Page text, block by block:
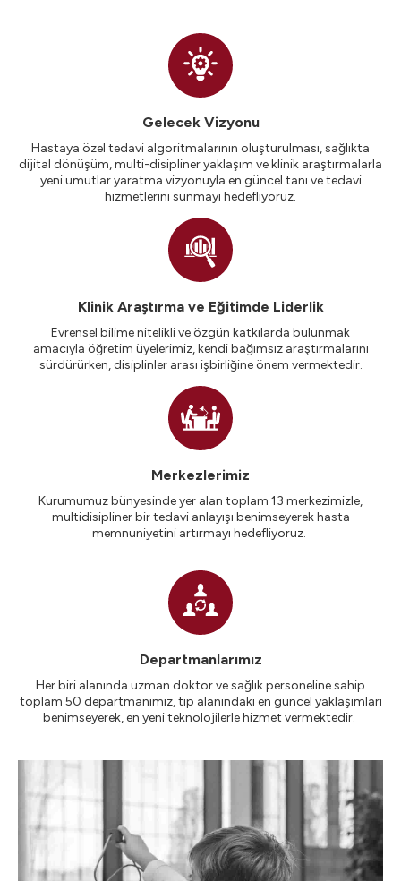
Gelecek Vizyonu
Hastaya özel tedavi algoritmalarının oluşturulması, sağlıkta
dijital dönüşüm, multi-disipliner yaklaşım ve klinik araştırmalarla
yeni umutlar yaratma vizyonuyla en güncel tanı ve tedavi
hizmetlerini sunmayı hedefliyoruz.
Klinik Araştırma ve Eğitimde Liderlik
Evrensel bilime nitelikli ve özgün katkılarda bulunmak
amacıyla öğretim üyelerimiz, kendi bağımsız araştırmalarını
sürdürürken, disiplinler arası işbirliğine önem vermektedir.
Merkezlerimiz
Kurumumuz bünyesinde yer alan toplam 13 merkezimizle,
multidisipliner bir tedavi anlayışı benimseyerek hasta
memnuniyetini artırmayı hedefliyoruz.
Departmanlarımız
Her biri alanında uzman doktor ve sağlık personeline sahip
toplam 50 departmanımız, tıp alanındaki en güncel yaklaşımları
benimseyerek, en yeni teknolojilerle hizmet vermektedir.